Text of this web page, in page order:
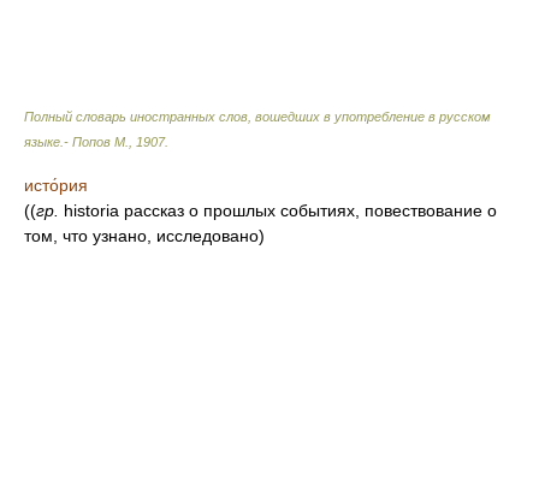
Полный словарь иностранных слов, вошедших в употребление в русском
языке.- Попов М.
1907.
исто́рия
((гр. historia рассказ о прошлых событиях, повествование о
том, что узнано, исследовано)